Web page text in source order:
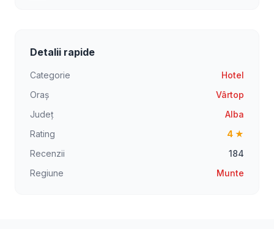
Detalii rapide
Categorie
Hotel
Oraș
Vârtop
Județ
Alba
Rating
4 ★
Recenzii
184
Regiune
Munte